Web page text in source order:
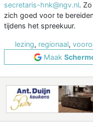
secretaris-hnk@ngv.nl.
zich goed voor te
tijdens het spreekuur.
lezing, regionaal,
Maak